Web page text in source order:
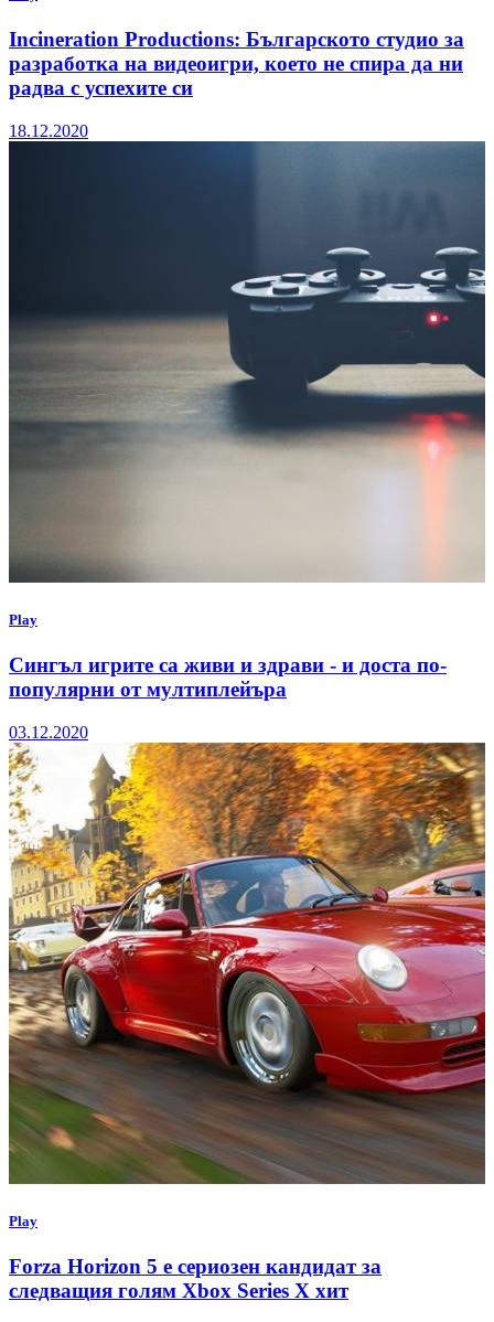
Incineration Productions: Българското студио за
разработка на видеоигри, което не спира да ни
радва с успехите си
18.12.2020
Play
Сингъл игрите са живи и здрави - и доста по-
популярни от мултиплейъра
03.12.2020
Play
Forza Horizon 5 е сериозен кандидат за
следващия голям Xbox Series X хит